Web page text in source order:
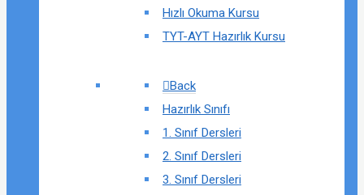
Hızlı Okuma Kursu
TYT-AYT Hazırlık Kursu
Back
Hazırlık Sınıfı
1. Sınıf Dersleri
2. Sınıf Dersleri
3. Sınıf Dersleri